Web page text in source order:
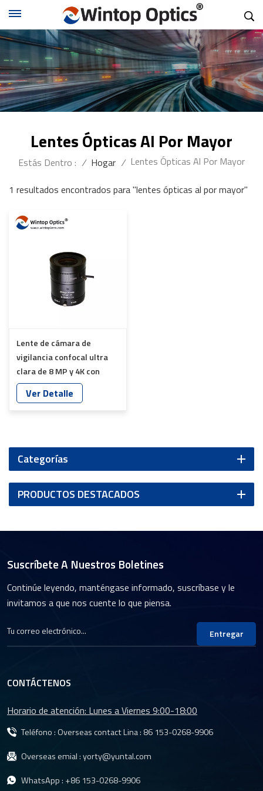
Lentes Ópticas Al Por Mayor
Estás Dentro : / Hogar / Lentes Ópticas Al Por Mayor
1 resultados encontrados para "lentes ópticas al por mayor"
Lente de cámara de
vigilancia confocal ultra
clara de 8 MP y 4K con
montura C, IR, día y noche,
YT-4863
Ver Detalle
Categorías
PRODUCTOS DESTACADOS
Suscríbete A Nuestros Boletines
Continúe leyendo, manténgase informado, suscríbase y le
invitamos a que nos cuente lo que piensa.
Entregar
CONTÁCTENOS
Horario de atención: Lunes a Viernes 9:00-18:00
Teléfono : Overseas contact Lina : 86 153-0268-9906
Overseas emial :yorty@yuntal.com
WhatsApp : +86 153-0268-9906